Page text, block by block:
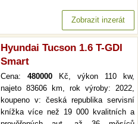
Zobrazit inzerát
Hyundai Tucson 1.6 T-GDI
Smart
Cena: 480000 Kč, výkon 110 kw,
najeto 83606 km, rok výroby: 2022,
koupeno v: česká republika servisní
knížka více než 19 000 kvalitních a